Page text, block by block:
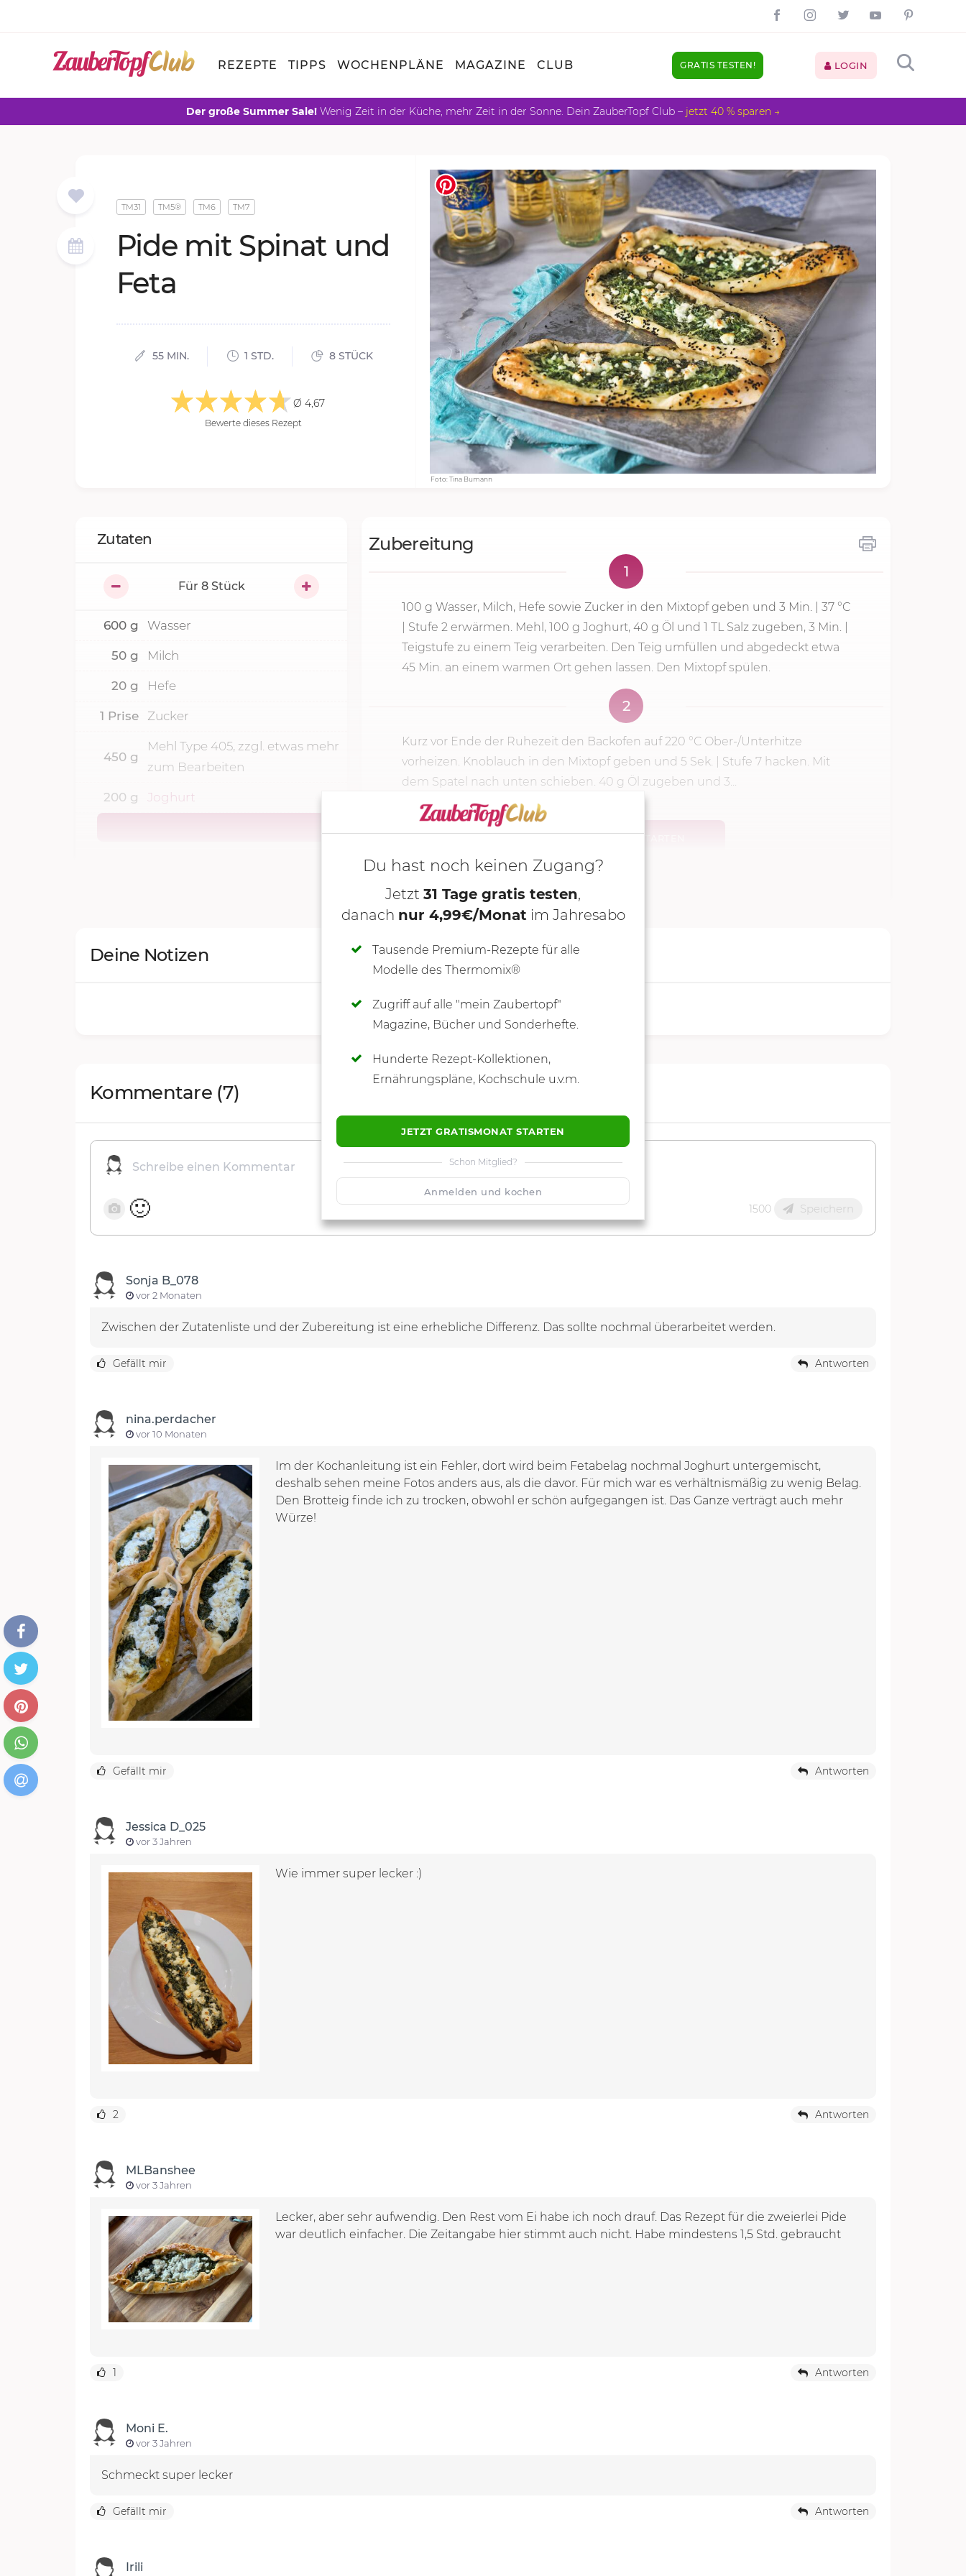
REZEPTE TIPPS WOCHENPLÄNE MAGAZINE CLUB GRATIS TESTEN! LOGIN
Der große Summer Sale! Wenig Zeit in der Küche, mehr Zeit in der Sonne. Dein ZauberTopf Club – jetzt 40 % sparen →
Foto: Tina Bumann
TM31 TM5® TM6 TM7
Pide mit Spi­nat und
Feta
55 MIN. 1 STD. 8 STÜCK
Ø 4,67
Bewerte dieses Rezept
Zubereitung
1
100 g Wasser, Milch, Hefe sowie Zucker in den Mixtopf geben und 3 Min.
| 37 °C
Stufe 2 erwärmen. Mehl, 100 g Joghurt, 40 g Öl und 1 TL Salz zugeben, 3 Min.
Teigstufe zu einem Teig verarbeiten. Den Teig umfüllen und abgedeckt etwa
45 Min. an einem warmen Ort gehen lassen. Den Mixtopf spülen.
2
Kurz vor Ende der Ruhezeit den Backofen auf220 °C Ober-/Unterhitze
vorheizen. Knoblauch in den Mixtopf geben und 5 Sek. Stufe 7 hacken. Mit
dem Spatel nach unten schieben. 40 g Öl zugeben und 3...
Zutaten
Für 8Stück
600 g Wasser
50 g Milch
20 g Hefe
1 Prise Zucker
450 g
Mehl Type 405, zzgl. etwas mehr
zum Bearbeiten
200 g Joghurt
Deine Notizen
SCHREIBE NEUE NOTIZ
Du hast noch keinen Zugang?
Jetzt 31 Tage gratis testen,
danach nur 4,99€/Monat im Jahresabo
Tausende Premium-Rezepte für alle
Modelle des Thermomix®
Zugriff auf alle "mein Zaubertopf"
Magazine, Bücher und Sonderhefte.
Hunderte Rezept-Kollektionen,
Ernährungspläne, Kochschule u.v.m.
JETZT GRATISMONAT STARTEN
Schon Mitglied?
Anmelden und kochen
Kommentare (7)
🙂 1500 Speichern
Sonja B_078
vor 2 Monaten
Zwischen der Zutatenliste und der Zubereitung ist eine erhebliche Differenz. Das sollte nochmal überarbeitet werden.
Gefällt mir Antworten
nina.perdacher
vor 10 Monaten
Im der Kochanleitung ist ein Fehler, dort wird beim Fetabelag nochmal Joghurt untergemischt,
deshalb sehen meine Fotos anders aus, als die davor. Für mich war es verhältnismäßig zu wenig Belag.
Den Brotteig finde ich zu trocken, obwohl er schön aufgegangen ist. Das Ganze verträgt auch mehr
Würze!
Gefällt mir Antworten
Jessica D_025
vor 3 Jahren
Wie immer super lecker :)
2 Antworten
MLBanshee
vor 3 Jahren
Lecker, aber sehr aufwendig. Den Rest vom Ei habe ich noch drauf. Das Rezept für die zweierlei Pide
war deutlich einfacher. Die Zeitangabe hier stimmt auch nicht. Habe mindestens 1,5 Std. gebraucht
1 Antworten
Moni E.
vor 3 Jahren
Schmeckt super lecker
Gefällt mir Antworten
Irili